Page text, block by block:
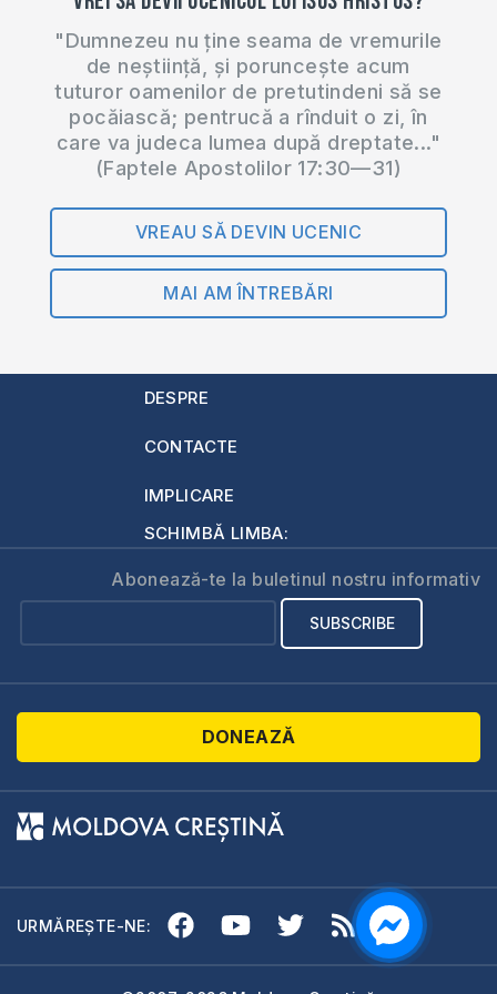
"Dumnezeu nu ține seama de vremurile
de neștiință, și poruncește acum
tuturor oamenilor de pretutindeni să se
pocăiască; pentrucă a rînduit o zi, în
care va judeca lumea după dreptate..."
(Faptele Apostolilor 17:30—31)
VREAU SĂ DEVIN UCENIC
MAI AM ÎNTREBĂRI
DESPRE
CONTACTE
IMPLICARE
SCHIMBĂ LIMBA:
Abonează-te la buletinul nostru informativ
DONEAZĂ
URMĂREȘTE-NE: